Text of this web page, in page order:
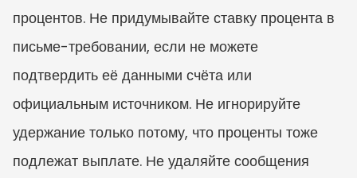
процентов. Не придумывайте ставку процента в
письме-требовании, если не можете
подтвердить её данными счёта или
официальным источником. Не игнорируйте
удержание только потому, что проценты тоже
подлежат выплате. Не удаляйте сообщения